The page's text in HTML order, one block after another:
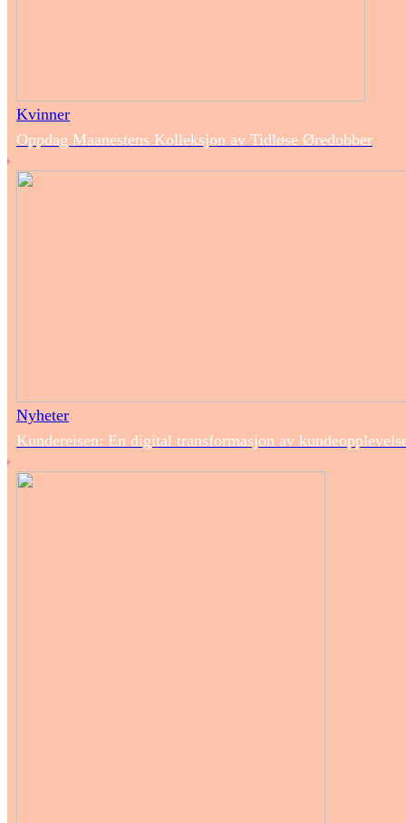
Kvinner
Oppdag Maanestens Kolleksjon av Tidløse Øredobber
Nyheter
Kundereisen: En digital transformasjon av